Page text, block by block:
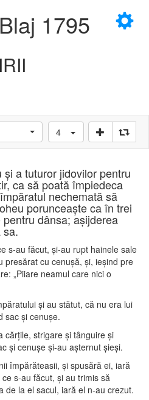
×
1795
4
a tuturor jidovilor pentru
ca să poată împiedeca
nechemată să
porunceaşte ca în trei
dânsa; aşijderea
sa.
s-au făcut, şi-au rupt hainele sale
presărat cu cenuşă, şi, ieşind pre
„Piiare neamul care nici o
şi au stătut, că nu era lui
sac şi cenuşe.
cărţile, strigare şi tânguire şi
şi cenuşe şi-au aşternut şieşi.
împărăteasii, şi spusără ei, iară
s-au făcut, şi au trimis să
de la el sacul, iară el n-au crezut.